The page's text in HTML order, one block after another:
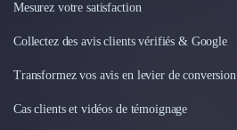
Mesurez votre satisfaction
Collectez des avis clients vérifiés & Google
Transformez vos avis en levier de conversion
Cas clients et vidéos de témoignage